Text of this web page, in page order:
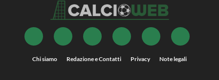
Chi siamo Redazione e Contatti Privacy Note legali